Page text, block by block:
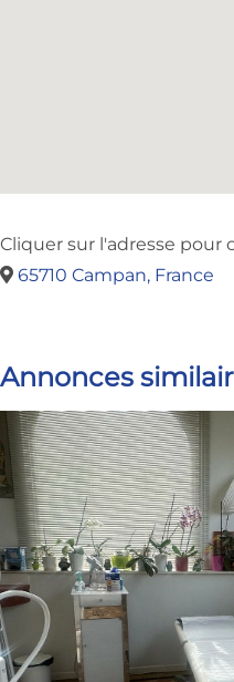
Cliquer sur l'adresse pour
65710 Campan, France
Annonces